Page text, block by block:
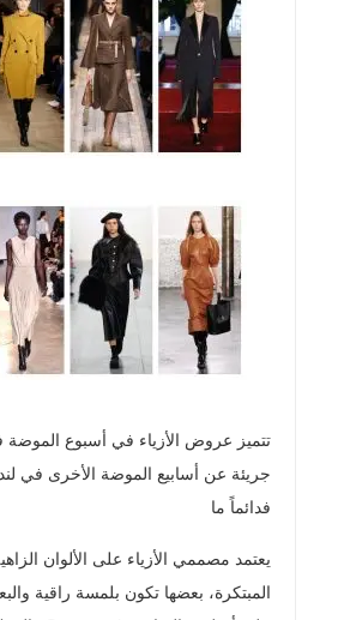
تتميز عروض الأزياء في أسبوع الموضة
جريئة عن أسابيع الموضة الأخرى في
فدائماً ما
يعتمد مصممي الأزياء على الألوان
المبتكرة، بعضها تكون بلمسة راقية